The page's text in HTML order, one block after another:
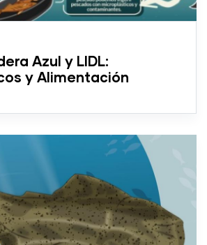
Azul y LIDL:
y Alimentación